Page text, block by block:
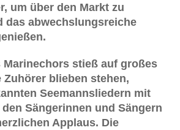
um über den Markt zu
das abwechslungsreiche
Marinechors stieß auf großes
Zuhörer blieben stehen,
Seemannsliedern mit
Sängerinnen und Sängern
Applaus. Die